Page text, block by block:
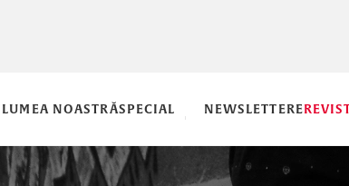
LUMEA NOASTRĂSPECIAL NEWSLETTERE